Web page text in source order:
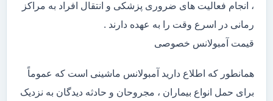
، انجام فعالیت های ضروری پزشکی و انتقال افراد به مراکز
رمانی در اسرع وقت را به عهده دارند .
قیمت آمبولانس خصوصی
همانطور که اطلاع دارید آمبولانس ماشینی است که عموماً
برای حمل انواع بیماران ، مجروحان و حادثه دیدگان به نزدیک